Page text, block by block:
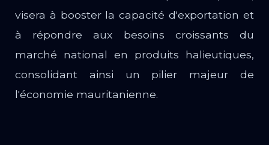
visera à booster la capacité d'exportation et
à répondre aux besoins croissants du
marché national en produits halieutiques,
consolidant ainsi un pilier majeur de
l'économie mauritanienne.